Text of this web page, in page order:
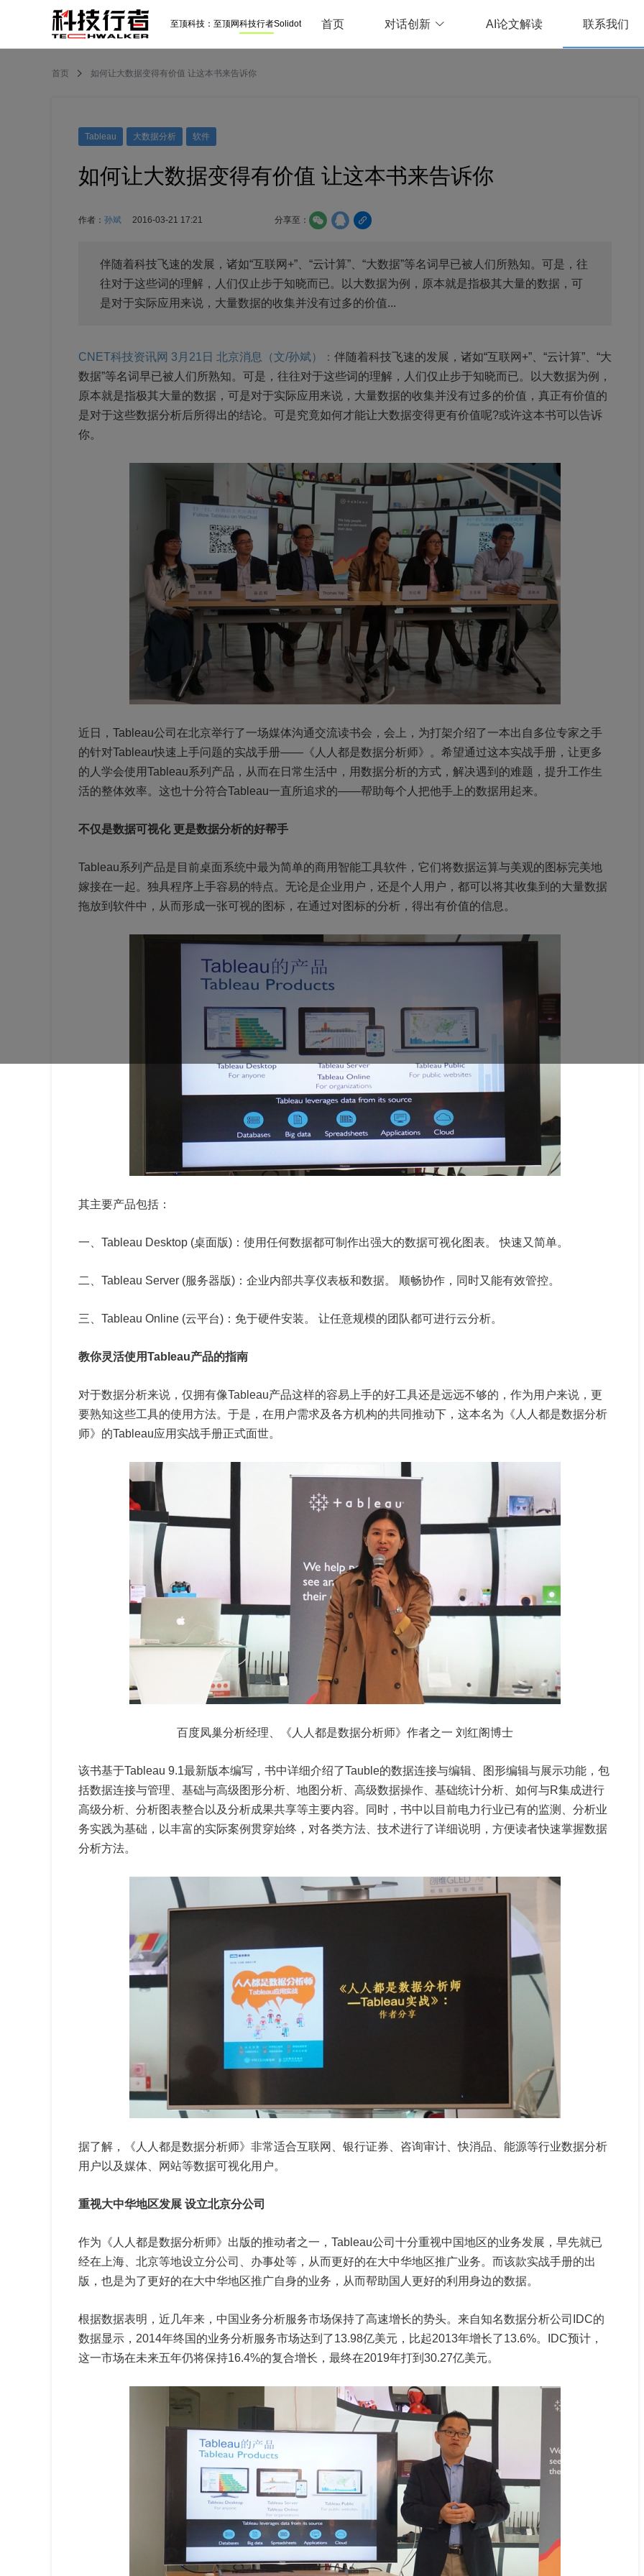
至顶科技： 至顶网科技行者Solidot 首页 对话创新 AI论文解读 联系我们
首页 如何让大数据变得有价值 让这本书来告诉你
Tableau 大数据分析 软件
如何让大数据变得有价值 让这本书来告诉你
作者： 孙斌 2016-03-21 17:21 分享至：
伴随着科技飞速的发展，诸如“互联网+”、“云计算”、“大数据”等名词早已被人们所熟知。可是，往
往对于这些词的理解，人们仅止步于知晓而已。以大数据为例，原本就是指极其大量的数据，可
是对于实际应用来说，大量数据的收集并没有过多的价值...
CNET科技资讯网 3月21日 北京消息（文/孙斌）： 伴随着科技飞速的发展，诸如“互联网+”、“云计算”、“大
数据”等名词早已被人们所熟知。可是，往往对于这些词的理解，人们仅止步于知晓而已。以大数据为例，
原本就是指极其大量的数据，可是对于实际应用来说，大量数据的收集并没有过多的价值，真正有价值的
是对于这些数据分析后所得出的结论。可是究竟如何才能让大数据变得更有价值呢?或许这本书可以告诉
你。
近日，Tableau公司在北京举行了一场媒体沟通交流读书会，会上，为打架介绍了一本出自多位专家之手
的针对Tableau快速上手问题的实战手册——《人人都是数据分析师》。希望通过这本实战手册，让更多
的人学会使用Tableau系列产品，从而在日常生活中，用数据分析的方式，解决遇到的难题，提升工作生
活的整体效率。这也十分符合Tableau一直所追求的——帮助每个人把他手上的数据用起来。
不仅是数据可视化 更是数据分析的好帮手
Tableau系列产品是目前桌面系统中最为简单的商用智能工具软件，它们将数据运算与美观的图标完美地
嫁接在一起。独具程序上手容易的特点。无论是企业用户，还是个人用户，都可以将其收集到的大量数据
拖放到软件中，从而形成一张可视的图标，在通过对图标的分析，得出有价值的信息。
其主要产品包括：
一、Tableau Desktop (桌面版)：使用任何数据都可制作出强大的数据可视化图表。 快速又简单。
二、Tableau Server (服务器版)：企业内部共享仪表板和数据。 顺畅协作，同时又能有效管控。
三、Tableau Online (云平台)：免于硬件安装。 让任意规模的团队都可进行云分析。
教你灵活使用Tableau产品的指南
对于数据分析来说，仅拥有像Tableau产品这样的容易上手的好工具还是远远不够的，作为用户来说，更
要熟知这些工具的使用方法。于是，在用户需求及各方机构的共同推动下，这本名为《人人都是数据分析
师》的Tableau应用实战手册正式面世。
百度凤巢分析经理、《人人都是数据分析师》作者之一 刘红阁博士
该书基于Tableau 9.1最新版本编写，书中详细介绍了Tauble的数据连接与编辑、图形编辑与展示功能，包
括数据连接与管理、基础与高级图形分析、地图分析、高级数据操作、基础统计分析、如何与R集成进行
高级分析、分析图表整合以及分析成果共享等主要内容。同时，书中以目前电力行业已有的监测、分析业
务实践为基础，以丰富的实际案例贯穿始终，对各类方法、技术进行了详细说明，方便读者快速掌握数据
分析方法。
据了解，《人人都是数据分析师》非常适合互联网、银行证券、咨询审计、快消品、能源等行业数据分析
用户以及媒体、网站等数据可视化用户。
重视大中华地区发展 设立北京分公司
作为《人人都是数据分析师》出版的推动者之一，Tableau公司十分重视中国地区的业务发展，早先就已
经在上海、北京等地设立分公司、办事处等，从而更好的在大中华地区推广业务。而该款实战手册的出
版，也是为了更好的在大中华地区推广自身的业务，从而帮助国人更好的利用身边的数据。
根据数据表明，近几年来，中国业务分析服务市场保持了高速增长的势头。来自知名数据分析公司IDC的
数据显示，2014年终国的业务分析服务市场达到了13.98亿美元，比起2013年增长了13.6%。IDC预计，
这一市场在未来五年仍将保持16.4%的复合增长，最终在2019年打到30.27亿美元。